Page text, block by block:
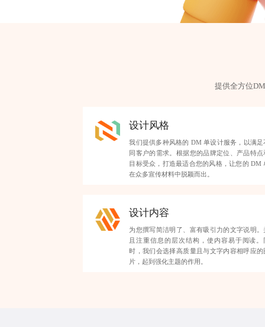
提供全方位
设计风格
我们提供多种风格的 DM 单设计服务，以满足
同客户的需求。根据您的品牌定位、产品特点
目标受众，打造最适合您的风格，让您的 DM
在众多宣传材料中脱颖而出。
设计内容
为您撰写简洁明了、富有吸引力的文字说明。
且注重信息的层次结构，使内容易于阅读。
时，我们会选择高质量且与文字内容相呼应的
片，起到强化主题的作用。